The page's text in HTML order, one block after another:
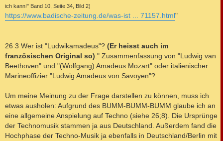
ich kann!" Band 10, Seite 34, Bild 2)
https://www.badische-zeitung.de/was-ist ... 71157.html"
26 3 Wer ist "Ludwikamadeus"? (Er heisst auch im
französischen Original so) ." Zusammenfassung von "Ludwig van
Beethoven" und "(Wolfgang) Amadeus Mozart" oder italienischer
Marineoffizier "Ludwig Amadeus von Savoyen"?
Um meine Meinung zu der Frage darstellen zu können, muss ich
etwas ausholen: Aufgrund des BUMM-BUMM-BUMM glaube ich an
eine allgemeine Anspielung auf Techno (siehe 26;8). Die Ursprünge
der Technomusik stammen ja aus Deutschland. Außerdem fand die
Hochphase der Techno-Musik ja ebenfalls in Deutschland/Berlin mit